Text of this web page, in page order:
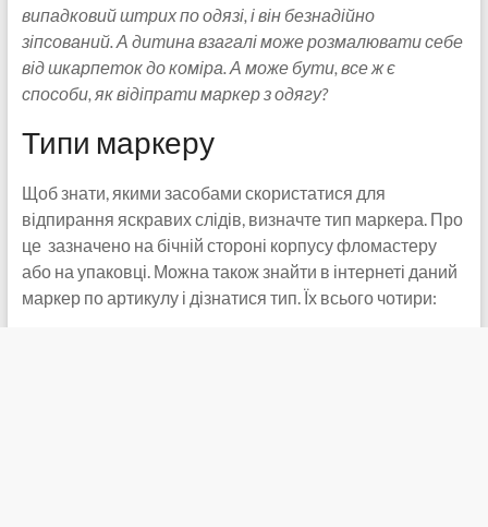
випадковий штрих по одязі, і він безнадійно
зіпсований. А дитина взагалі може розмалювати себе
від шкарпеток до коміра. А може бути, все ж є
способи, як відіпрати маркер з одягу?
Типи маркеру
Щоб знати, якими засобами скористатися для
відпирання яскравих слідів, визначте тип маркера. Про
це зазначено на бічній стороні корпусу фломастеру
або на упаковці. Можна також знайти в інтернеті даний
маркер по артикулу і дізнатися тип. Їх всього чотири: